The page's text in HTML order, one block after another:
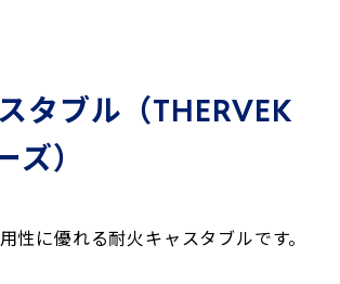
タブル（THERVEK
ズ）
性に優れる耐火キャスタブルです。